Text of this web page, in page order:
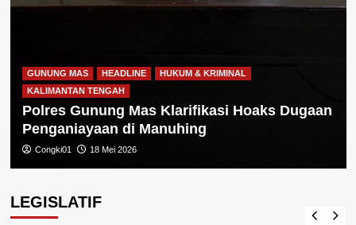
GUNUNG MAS HEADLINE
HUKUM & KRIMINAL
KALIMANTAN TENGAH
Polres Gunung Mas Klarifikasi Hoaks Dugaan
Penganiayaan di Manuhing
Congki01 18 Mei 2026
LEGISLATIF